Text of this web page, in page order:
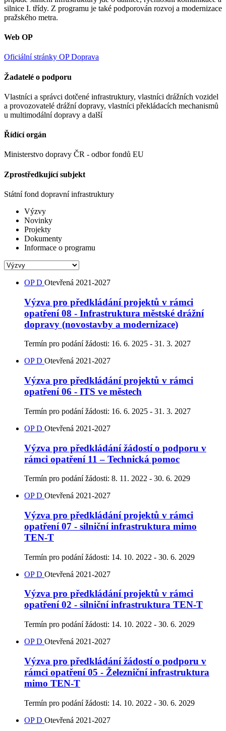
silnice I. třídy. Z programu je také podporován rozvoj a modernizace
pražského metra.
Web OP
Oficiální stránky OP Doprava
Žadatelé o podporu
Vlastníci a správci dotčené infrastruktury, vlastníci drážních vozidel
a provozovatelé drážní dopravy, vlastníci překládacích mechanismů
u multimodální dopravy a další
Řídící o​rgán
Ministerstvo dopravy ČR - odbor fondů EU
Zprostředkující subjekt
Státní fond dopravní infrastruktury
Výzvy
Novinky
Projekty
Dokumenty
Informace o programu
OP D Otevřená 2021-2027
Výzva pro předkládání projektů v rámci
opatření 08 - Infrastruktura městské drážní
dopravy (novostavby a modernizace)
Termín pro podání žádosti: 16. 6. 2025 - 31. 3. 2027
OP D Otevřená 2021-2027
Výzva pro předkládání projektů v rámci
opatření 06 - ITS ve městech
Termín pro podání žádosti: 16. 6. 2025 - 31. 3. 2027
OP D Otevřená 2021-2027
Výzva pro předkládání žádostí o podporu v
rámci opatření 11 – Technická pomoc
Termín pro podání žádosti: 8. 11. 2022 - 30. 6. 2029
OP D Otevřená 2021-2027
Výzva pro předkládání projektů v rámci
opatření 07 - silniční infrastruktura mimo
TEN-T
Termín pro podání žádosti: 14. 10. 2022 - 30. 6. 2029
OP D Otevřená 2021-2027
Výzva pro předkládání projektů v rámci
opatření 02 - silniční infrastruktura TEN-T
Termín pro podání žádosti: 14. 10. 2022 - 30. 6. 2029
OP D Otevřená 2021-2027
Výzva pro předkládání žádostí o podporu v
rámci opatření 05 - Železniční infrastruktura
mimo TEN-T
Termín pro podání žádosti: 14. 10. 2022 - 30. 6. 2029
OP D Otevřená 2021-2027